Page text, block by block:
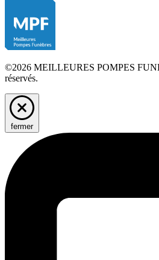
©2026 MEILLEURES POMPES
réservés.
fermer